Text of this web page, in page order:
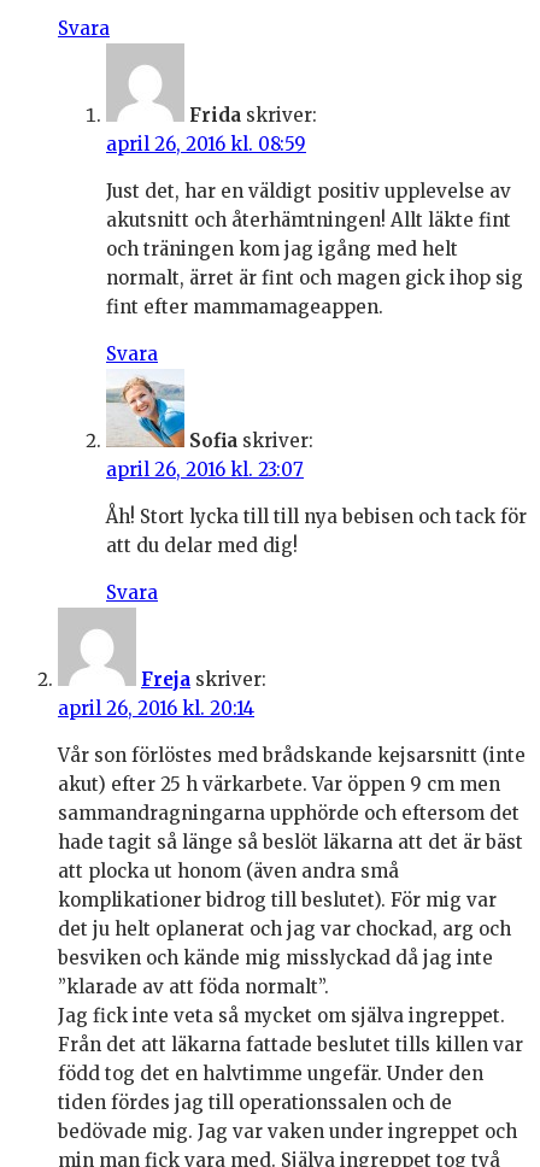
Svara
Frida skriver:
april 26, 2016 kl. 08:59
Just det, har en väldigt positiv upplevelse av
akutsnitt och återhämtningen! Allt läkte fint
och träningen kom jag igång med helt
normalt, ärret är fint och magen gick ihop sig
fint efter mammamageappen.
Svara
Sofia skriver:
april 26, 2016 kl. 23:07
Åh! Stort lycka till till nya bebisen och tack för
att du delar med dig!
Svara
Freja skriver:
april 26, 2016 kl. 20:14
Vår son förlöstes med brådskande kejsarsnitt (inte
akut) efter 25 h värkarbete. Var öppen 9 cm men
sammandragningarna upphörde och eftersom det
hade tagit så länge så beslöt läkarna att det är bäst
att plocka ut honom (även andra små
komplikationer bidrog till beslutet). För mig var
det ju helt oplanerat och jag var chockad, arg och
besviken och kände mig misslyckad då jag inte
”klarade av att föda normalt”.
Jag fick inte veta så mycket om själva ingreppet.
Från det att läkarna fattade beslutet tills killen var
född tog det en halvtimme ungefär. Under den
tiden fördes jag till operationssalen och de
bedövade mig. Jag var vaken under ingreppet och
min man fick vara med. Själva ingreppet tog två